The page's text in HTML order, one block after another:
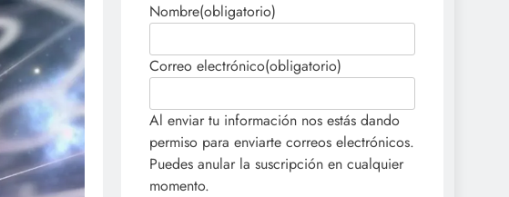
Nombre(obligatorio)
Correo electrónico(obligatorio)
Al enviar tu información nos estás dando
permiso para enviarte correos electrónicos.
Puedes anular la suscripción en cualquier
momento.